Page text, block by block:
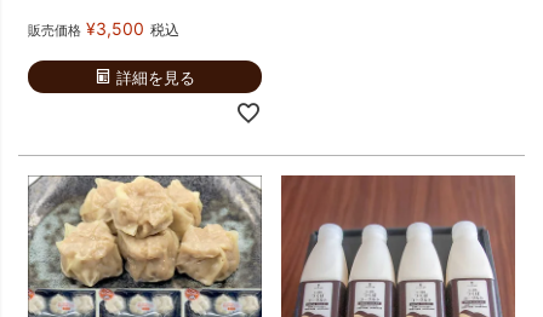
販売価格 ¥3,500 税込
詳細を見る